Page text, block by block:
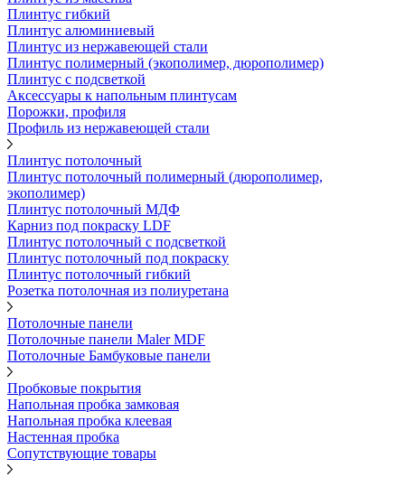
Плинтус гибкий
Плинтус алюминиевый
Плинтус из нержавеющей стали
Плинтус полимерный (экополимер, дюрополимер)
Плинтус с подсветкой
Аксессуары к напольным плинтусам
Порожки, профиля
Профиль из нержавеющей стали
Плинтус потолочный
Плинтус потолочный полимерный (дюрополимер,
экополимер)
Плинтус потолочный МДФ
Карниз под покраску LDF
Плинтус потолочный с подсветкой
Плинтус потолочный под покраску
Плинтус потолочный гибкий
Розетка потолочная из полиуретана
Потолочные панели
Потолочные панели Maler MDF
Потолочные Бамбуковые панели
Пробковые покрытия
Напольная пробка замковая
Напольная пробка клеевая
Настенная пробка
Сопутствующие товары